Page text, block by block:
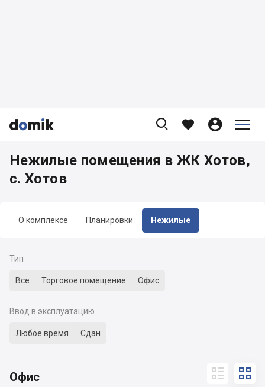


    


О комплексе Планировки Нежилые
Нежилые помещения в ЖК Хотов,
с. Хотов
Тип
Все Торговое помещение Офис
Ввод в эксплуатацию
Любое время Сдан
Офис  